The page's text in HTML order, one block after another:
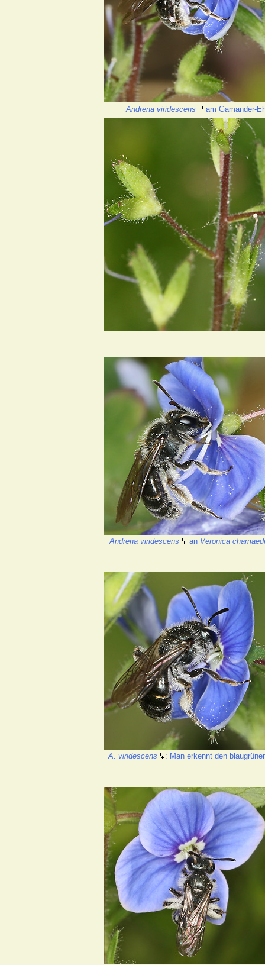
Andrena viridescens am Gamander-
Andrena viridescens an Veronica
A. viridescens : Man erkennt den